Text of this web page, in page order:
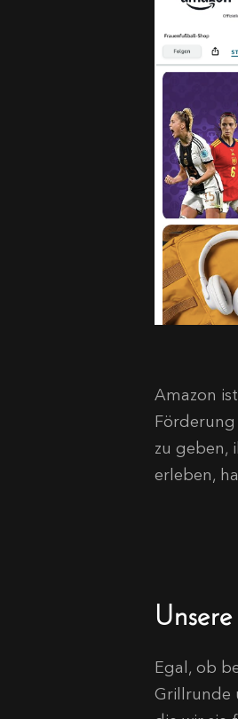
Amazon
Förderung
zu geben,
erleben,
Egal, ob
Grillrunde